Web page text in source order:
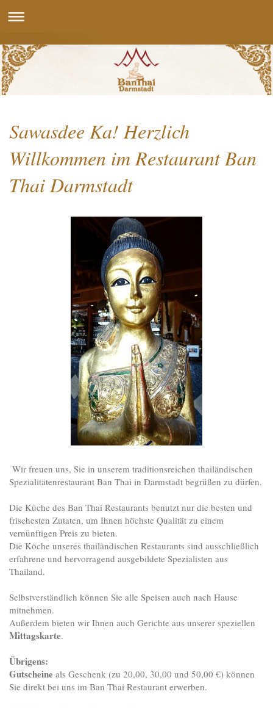
Sawasdee Ka! Herzlich
Willkommen im Restaurant Ban
Thai Darmstadt
Wir freuen uns, Sie in unserem traditionsreichen thailändischen
Spezialitätenrestaurant Ban Thai in Darmstadt begrüßen zu dürfen.
Die Küche des Ban Thai Restaurants benutzt nur die besten und
frischesten Zutaten, um Ihnen höchste Qualität zu einem
vernünftigen Preis zu bieten.
Die Köche unseres thailändischen Restaurants sind ausschließlich
erfahrene und hervorragend ausgebildete Spezialisten aus
Thailand.
Selbstverständlich können Sie alle Speisen auch nach Hause
mitnehmen.
Außerdem bieten wir Ihnen auch Gerichte aus unserer speziellen
Mittagskarte.
Übrigens:
Gutscheine als Geschenk (zu 20,00, 30,00 und 50,00 €) können
Sie direkt bei uns im Ban Thai Restaurant erwerben.